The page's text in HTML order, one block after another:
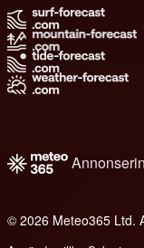
© 2026 Meteo365 Ltd.